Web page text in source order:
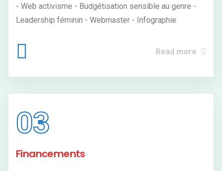
- Web activisme - Budgétisation sensible au genre -
Leadership féminin - Webmaster - Infographie
Read more
03
Financements